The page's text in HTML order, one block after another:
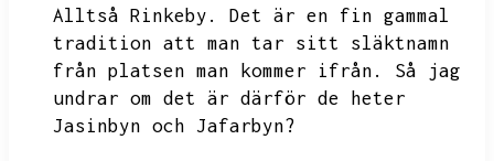
Alltså Rinkeby.
Det är en fin gammal
tradition att man tar sitt släktnamn
från platsen man kommer ifrån.
Så jag
undrar om det är därför de heter
Jasinbyn och Jafarbyn?